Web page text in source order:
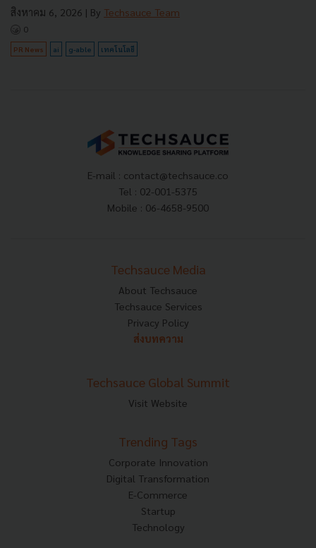
สิงหาคม 6, 2026 | By Techsauce Team
0
PR News ai g-able เทคโนโลยี
E-mail : contact@techsauce.co
Tel : 02-001-5375
Mobile : 06-4658-9500
Techsauce Media
About Techsauce
Techsauce Services
Privacy Policy
ส่งบทความ
Techsauce Global Summit
Visit Website
Trending Tags
Corporate Innovation
Digital Transformation
E-Commerce
Startup
Technology